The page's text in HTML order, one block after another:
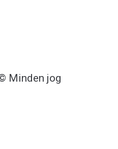
Minden jog